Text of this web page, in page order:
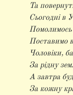
Та
Сьогодні в
Помолимось
Поставимо
Чоловіки,
За рідну
А завтра
За кожну